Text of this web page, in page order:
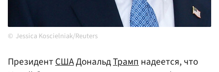
Jessica Koscielniak/Reuters
ПрезидентСШАДональдТрампнадеется, что